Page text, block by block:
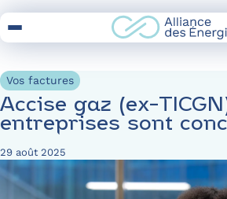
to
Vos factures
Accise gaz (ex-
entreprises sont
29 août 2025